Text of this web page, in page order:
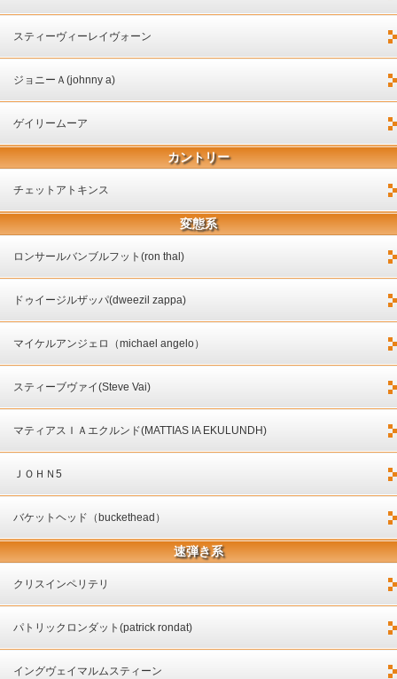
スティーヴィーレイヴォーン
ジョニーＡ(johnny a)
ゲイリームーア
カントリー
チェットアトキンス
変態系
ロンサールバンブルフット(ron thal)
ドゥイージルザッパ(dweezil zappa)
マイケルアンジェロ（michael angelo）
スティーブヴァイ(Steve Vai)
マティアスＩＡエクルンド(MATTIAS IA EKULUNDH)
ＪＯＨＮ5
バケットヘッド（buckethead）
速弾き系
クリスインペリテリ
パトリックロンダット(patrick rondat)
イングヴェイマルムスティーン